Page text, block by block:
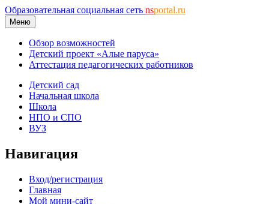
Образовательная социальная сеть nsportal.ru
Меню
Обзор возможностей
Детский проект «Алые паруса»
Аттестация педагогических работников
Детский сад
Начальная школа
Школа
НПО и СПО
ВУЗ
Навигация
Вход/регистрация
Главная
Мой мини-сайт